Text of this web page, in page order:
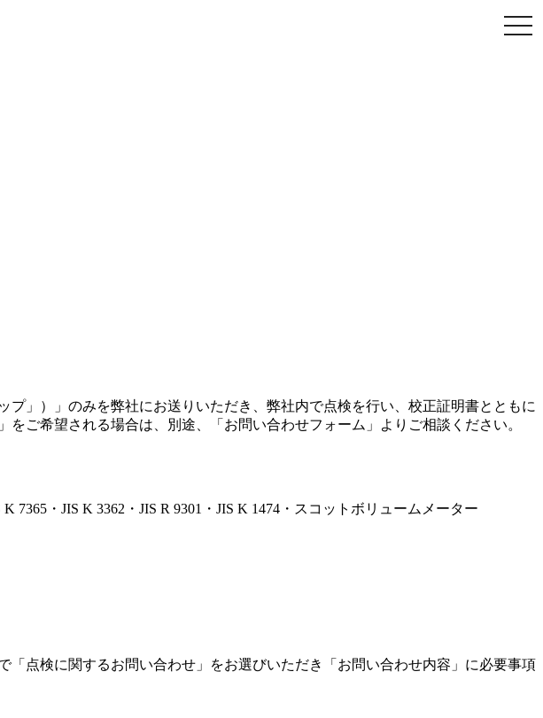
」）」のみを弊社にお送りいただき、弊社内で点検を行い、校正証明書とともに
ご希望される場合は、別途、「お問い合わせフォーム」よりご相談ください。
7365・JIS K 3362・JIS R 9301・JIS K 1474・スコットボリュームメーター
点検に関するお問い合わせ」をお選びいただき「お問い合わせ内容」に必要事項